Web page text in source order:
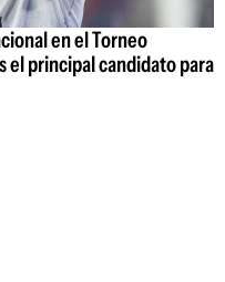
en el Torneo
el principal candidato para